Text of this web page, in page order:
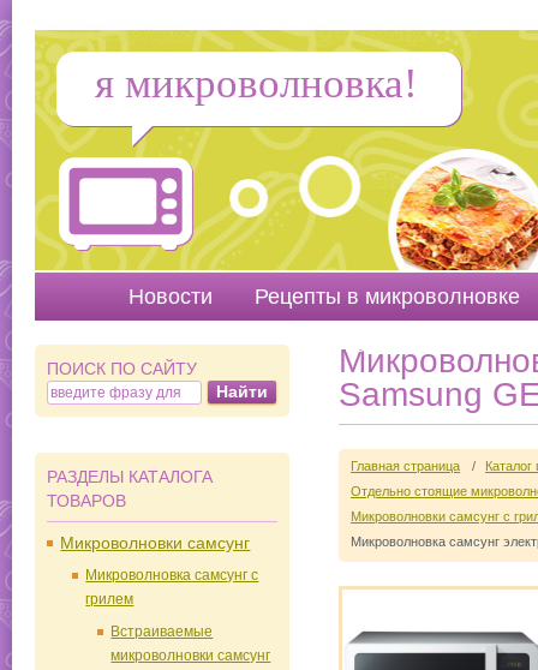
я микроволновка!
Новости
Рецепты в микроволновке
Руководства
ПОИСК ПО САЙТУ
РАЗДЕЛЫ КАТАЛОГА
ТОВАРОВ
Микроволновки самсунг
Микроволновка самсунг с
грилем
Встраиваемые
микроволновки самсунг
Samsung
Главная страница /
Каталог
Отдельно стоящие
Микроволновки самсунг с
Микроволновка самсунг